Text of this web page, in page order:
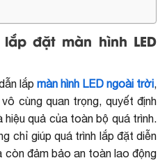
đặt màn hình LED
lắp màn hình LED ngoài trời
cùng quan trọng, quyết định
quả của toàn bộ quá trình.
chỉ giúp quá trình lắp đặt diễn
còn đảm bảo an toàn lao động